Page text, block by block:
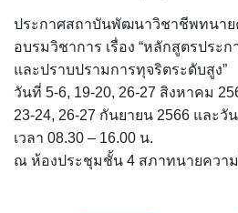
ประกาศสถาบันพัฒนาวิชาชีพทนาย
อบรมวิชาการ เรื่อง “หลักสูตรประ
และปราบปรามการทุจริตระดับสูง”
วันที่ 5-6, 19-20, 26-27 สิงหาคม
23-24, 26-27 กันยายน 2566 และวั
เวลา 08.30 – 16.00 น.
ณ ห้องประชุมชั้น 4 สภาทนายควา